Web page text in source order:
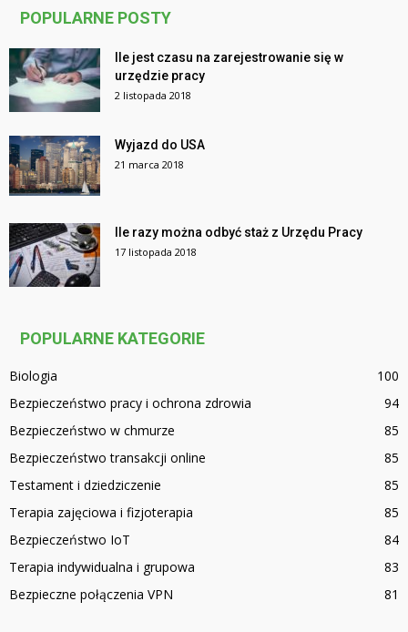
POPULARNE POSTY
Ile jest czasu na zarejestrowanie się w
urzędzie pracy
2 listopada 2018
Wyjazd do USA
21 marca 2018
Ile razy można odbyć staż z Urzędu Pracy
17 listopada 2018
POPULARNE KATEGORIE
Biologia
100
Bezpieczeństwo pracy i ochrona zdrowia
94
Bezpieczeństwo w chmurze
85
Bezpieczeństwo transakcji online
85
Testament i dziedziczenie
85
Terapia zajęciowa i fizjoterapia
85
Bezpieczeństwo IoT
84
Terapia indywidualna i grupowa
83
Bezpieczne połączenia VPN
81